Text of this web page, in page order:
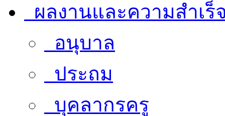
ผลงานและความสำเร็
อนุบาล
ประถม
บุคลากรครู